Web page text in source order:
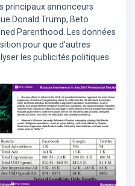
principaux annonceurs
Donald Trump, Beto
Parenthood. Les données
pour que d’autres
les publicités politiques